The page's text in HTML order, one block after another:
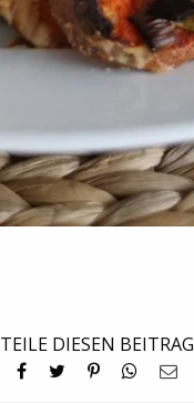
TEILE DIESEN BEITRAG